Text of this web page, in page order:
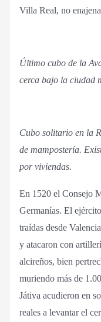
Villa Real, no
Último cubo de la
cerca bajo la ciudad
Cubo solitario en la
de mampostería.
por viviendas.
En 1520 el Consejo
Germanías. El
traídas desde
y atacaron con
alcireños, bien
muriendo más de
Játiva acudieron en
reales a levantar el